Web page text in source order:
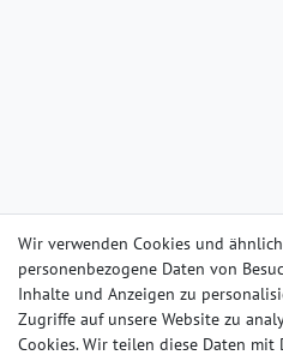
Wir verwenden Cookies und
personenbezogene Daten von
Inhalte und Anzeigen zu
Zugriffe auf unsere Website zu
Cookies. Wir teilen diese Daten